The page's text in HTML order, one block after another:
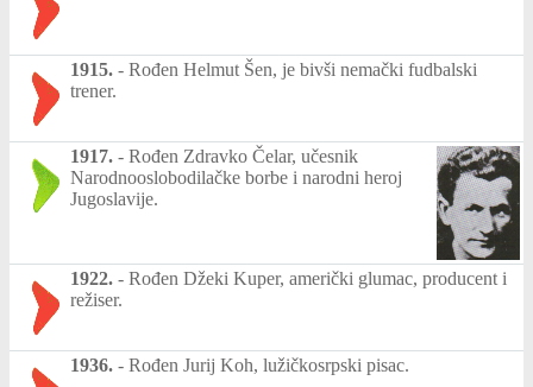
1915. - Rođen Helmut Šen, je bivši nemački fudbalski
trener.
1917. - Rođen Zdravko Čelar, učesnik
Narodnooslobodilačke borbe i narodni heroj
Jugoslavije.
1922. - Rođen Džeki Kuper, američki glumac, producent i
režiser.
1936. - Rođen Jurij Koh, lužičkosrpski pisac.